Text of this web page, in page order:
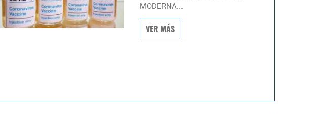
MODERNA...
VER MÁS